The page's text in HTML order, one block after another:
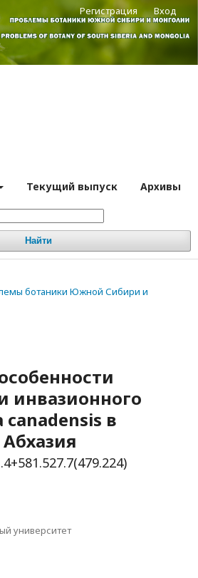
Текущий выпуск Архивы
Найти
Регистрация Вход
ботаники Южной Сибири и
инвазионного
canadensis в
университет